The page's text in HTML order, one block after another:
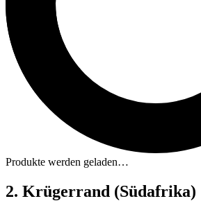
Produkte werden geladen…
2. Krügerrand (Südafrika)